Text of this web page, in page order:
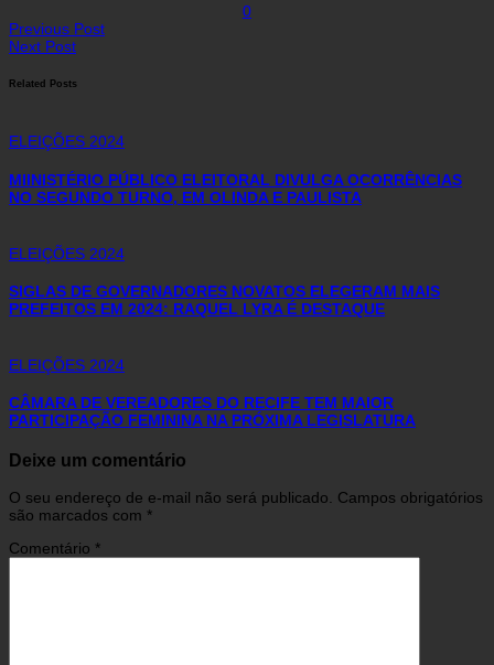
0
Previous Post
Next Post
Related Posts
ELEIÇÕES 2024
MIINISTÉRIO PÚBLICO ELEITORAL DIVULGA OCORRÊNCIAS
NO SEGUNDO TURNO, EM OLINDA E PAULISTA
ELEIÇÕES 2024
SIGLAS DE GOVERNADORES NOVATOS ELEGERAM MAIS
PREFEITOS EM 2024: RAQUEL LYRA É DESTAQUE
ELEIÇÕES 2024
CÂMARA DE VEREADORES DO RECIFE TEM MAIOR
PARTICIPAÇÃO FEMININA NA PRÓXIMA LEGISLATURA
Deixe um comentário
O seu endereço de e-mail não será publicado. Campos obrigatórios
são marcados com *
Comentário *